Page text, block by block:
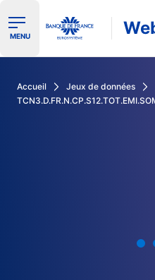
Ouvrir le menu de
MENU
Accueil Jeux de données